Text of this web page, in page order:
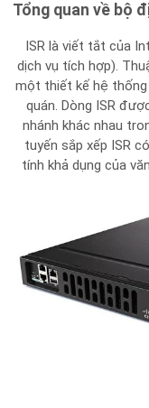
Tổng quan về bộ
ISR là viết tắt của
dịch vụ tích hợp).
một thiết kế hệ thống
quán. Dòng ISR
nhánh khác nhau
tuyến sắp xếp ISR
tính khả dụng của